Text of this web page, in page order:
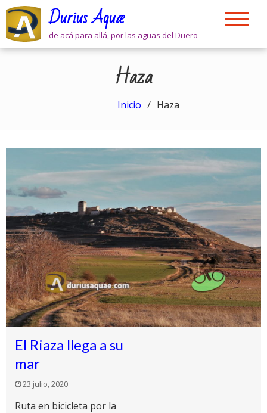
Skip
content
Durius Aquæ
de acá para allá, por las aguas del Duero
Haza
Inicio Haza
El Riaza llega a su
mar
23 julio, 2020
Ruta en bicicleta por la